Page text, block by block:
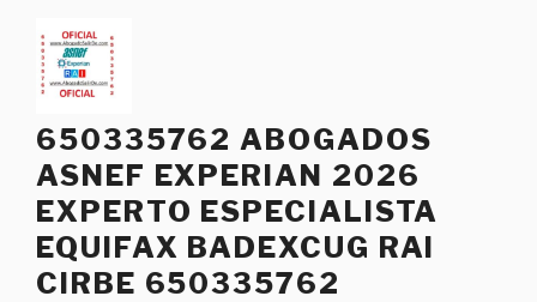
contenido
650335762 ABOGADOS
ASNEF EXPERIAN 2026
EXPERTO ESPECIALISTA
EQUIFAX BADEXCUG RAI
CIRBE 650335762